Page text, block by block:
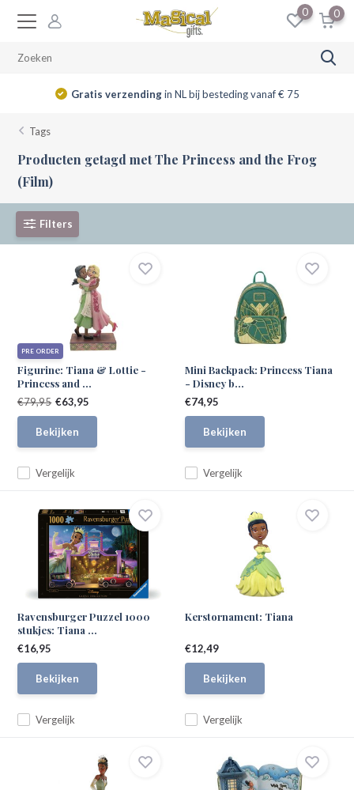
0 0
Gratis verzendingin NL bij besteding vanaf € 75
Tags
Producten getagd met The Princess and the Frog
(Film)
Filters
PRE ORDER
Figurine: Tiana & Lottie -
Princess and ...
Vergelijk
€79,95 €63,95
Bekijken
Mini Backpack: Princess Tiana
- Disney b...
Vergelijk
€74,95
Bekijken
Ravensburger Puzzel 1000
stukjes: Tiana ...
Vergelijk
€16,95
Bekijken
Kerstornament: Tiana
Vergelijk
€12,49
Bekijken